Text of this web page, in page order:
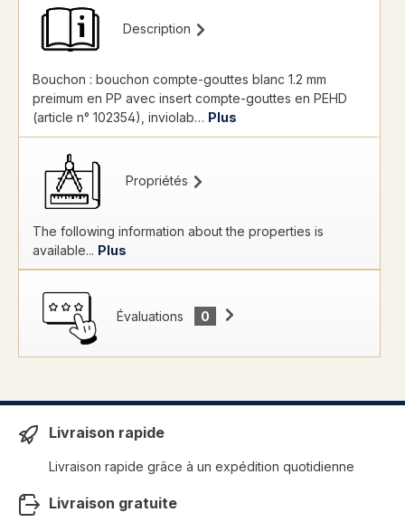
Description
Bouchon : bouchon compte-gouttes blanc 1.2 mm
preimum en PP avec insert compte-gouttes en PEHD
(article n° 102354), inviolab… Plus
Propriétés
The following information about the properties is
available... Plus
Évaluations 0
Livraison rapide
Livraison rapide grâce à un expédition quotidienne
Livraison gratuite